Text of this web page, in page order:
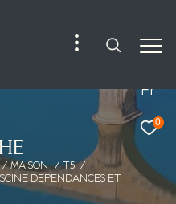
Fr
0
e
MAISON
T5
DEPENDANCES ET